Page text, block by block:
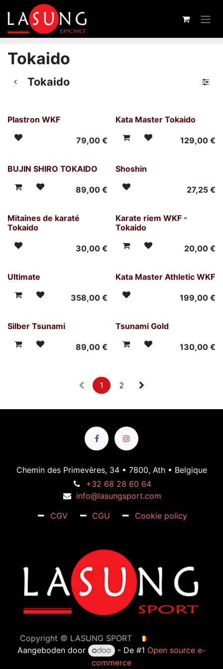
Overslaan naar inhoud
Tokaido
Tokaido
Plastron WKF
79,00€
Kata Master Tokaido
129,00€
BUJIN SHIRO TOKAIDO
89,00€
Shoshin
27,25€
Mitaines de karaté
Tokaido
30,00€
Karate riem WKF -
Tokaido
20,00€
Ultimate
358,00€
Kata Master Athletic WKF
199,00€
Silber Tsunami
89,00€
Tsunami Gold
130,00€
1 2
Chemin des Primevères, 34 • 7800, Ath • Belgique
+32 68 28 60 64
info@lasungsport.com
CGV
CGU Cookie policy
Copyright © LASUNG SPORT
Aangeboden door - De #1 Open source e-
commerce